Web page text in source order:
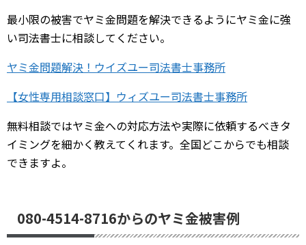
最小限の被害でヤミ金問題を解決できるようにヤミ金に強
い司法書士に相談してください。
ヤミ金問題解決！ウイズユー司法書士事務所
【女性専用相談窓口】ウィズユー司法書士事務所
無料相談ではヤミ金への対応方法や実際に依頼するべきタ
イミングを細かく教えてくれます。全国どこからでも相談
できますよ。
080-4514-8716からのヤミ金被害例